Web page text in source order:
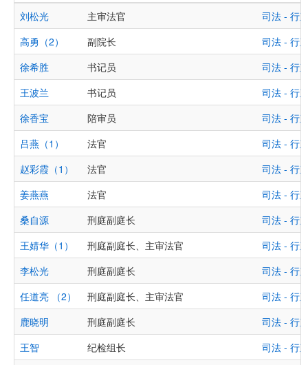
刘松光
主审法官
司法 - 行
高勇（2）
副院长
司法 - 行
徐希胜
书记员
司法 - 行
王波兰
书记员
司法 - 行
徐香宝
陪审员
司法 - 行
吕燕（1）
法官
司法 - 行
赵彩霞（1）
法官
司法 - 行
姜燕燕
法官
司法 - 行
桑自源
刑庭副庭长
司法 - 行
王婧华（1）
刑庭副庭长、主审法官
司法 - 行
李松光
刑庭副庭长
司法 - 行
任道亮 （2）
刑庭副庭长、主审法官
司法 - 行
鹿晓明
刑庭副庭长
司法 - 行
王智
纪检组长
司法 - 行